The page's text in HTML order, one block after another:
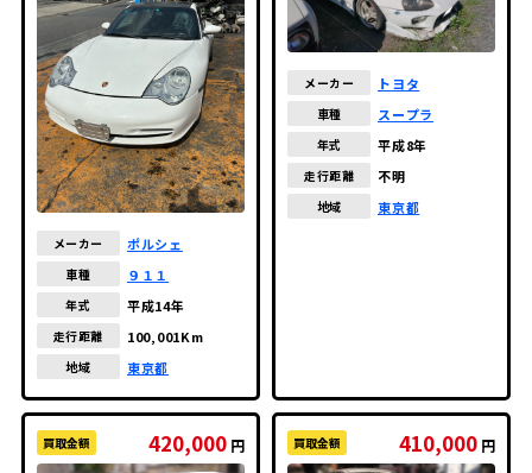
メーカー ポルシェ
車種 ９１１
年式 平成14年
走行距離 100,001Km
地域 東京都
メーカー トヨタ
車種 スープラ
年式 平成8年
走行距離 不明
地域 東京都
買取金額 420,000 円 買取金額 410,000 円